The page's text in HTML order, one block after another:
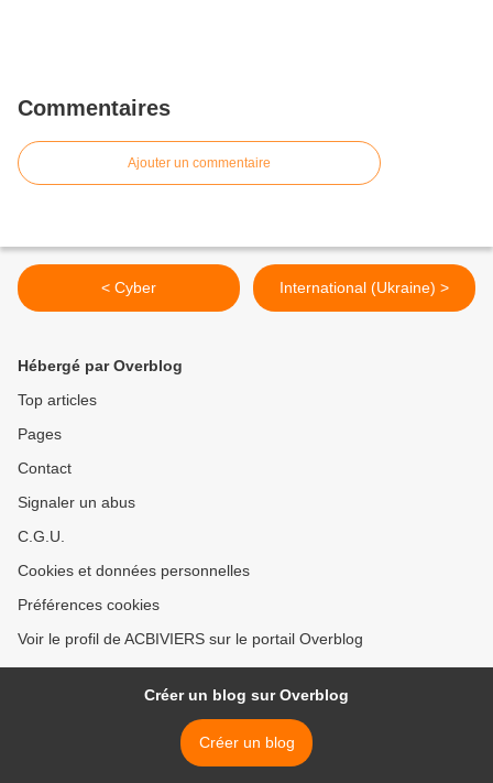
Commentaires
Ajouter un commentaire
< Cyber International (Ukraine) >
Hébergé par Overblog
Top articles
Pages
Contact
Signaler un abus
C.G.U.
Cookies et données personnelles
Préférences cookies
Voir le profil de ACBIVIERS sur le portail Overblog
Créer un blog sur Overblog
Créer un blog